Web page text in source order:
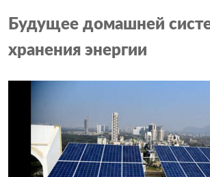
Будущее домашней
хранения энергии